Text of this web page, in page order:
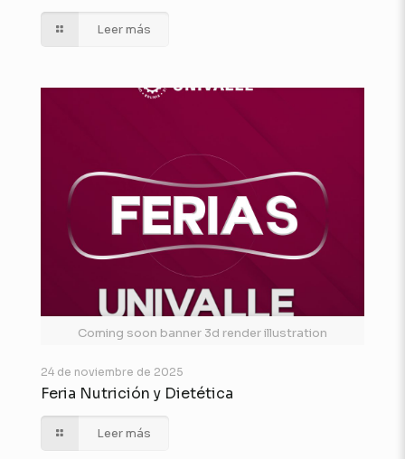
Leer más
Coming soon banner 3d render illustration
24 de noviembre de 2025
Feria Nutrición y Dietética
Leer más